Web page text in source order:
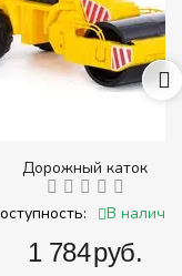
каток
В наличии
руб.